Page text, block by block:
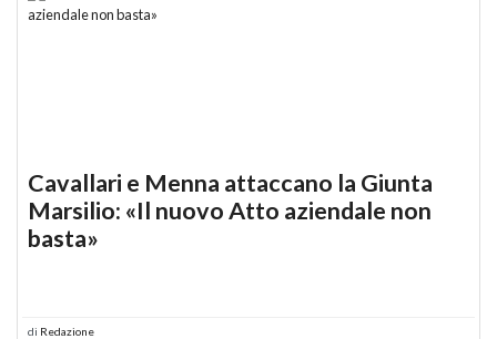
Cavallari e Menna attaccano la Giunta
Marsilio: «Il nuovo Atto aziendale non
basta»
di Redazione